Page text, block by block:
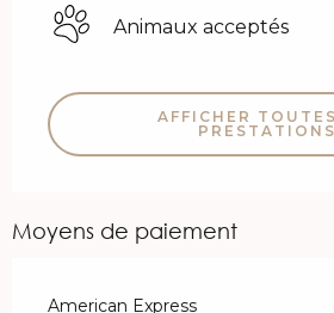
Animaux acceptés
AFFICHER
PRESTATIONS
Moyens de paiement
American Express